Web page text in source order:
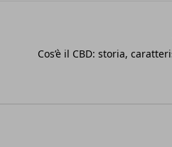
Cos’è il CBD: storia,